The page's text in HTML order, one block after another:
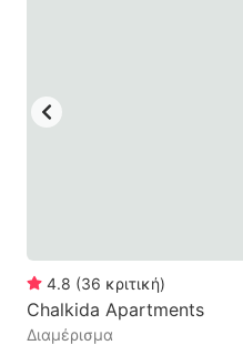
4.8 (36 κριτική)
Chalkida Apartments
Διαμέρισμα